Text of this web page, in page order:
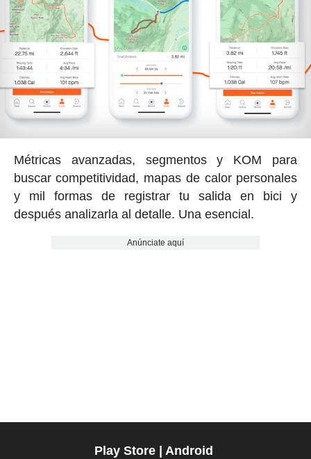
Métricas avanzadas, segmentos y KOM para
buscar competitividad, mapas de calor personales
y mil formas de registrar tu salida en bici y
después analizarla al detalle. Una esencial.
Anúnciate aquí
Play Store | Android